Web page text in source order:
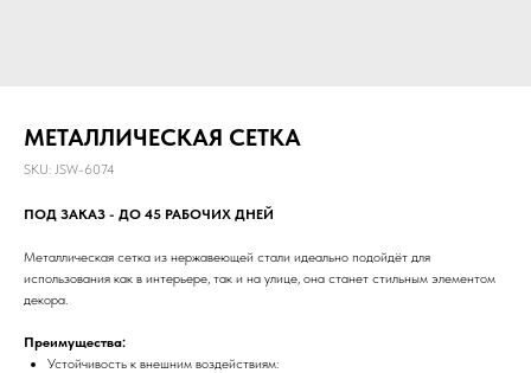
МЕТАЛЛИЧЕСКАЯ СЕТКА
SKU: JSW-6074
ПОД ЗАКАЗ - ДО 45 РАБОЧИХ ДНЕЙ
Металлическая сетка из нержавеющей стали идеально подойдёт для
использования как в интерьере, так и на улице, она станет стильным элементом
декора.
Преимущества:
Устойчивость к внешним воздействиям: